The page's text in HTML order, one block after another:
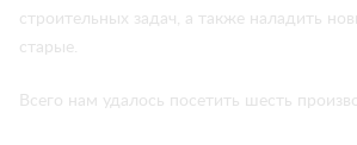
строительных задач, а также наладить
старые.
Всего нам удалось посетить шесть